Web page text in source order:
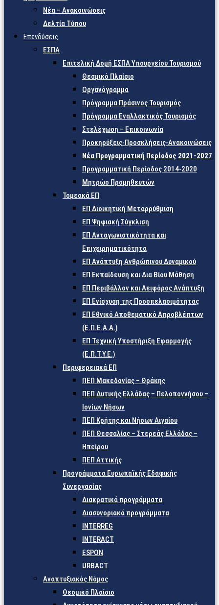
Νέα – Ανακοινώσεις
Δελτία Τύπου
Επενδύσεις
ΕΣΠΑ
Επιτελική Δομή ΕΣΠΑ Υπουργείου Τουρισμού
Θεσμικό Πλαίσιο
Οργανόγραμμα
Πρόγραμμα Πράσινος Τουρισμός
Πρόγραμμα Εναλλακτικός Τουρισμός
Στελέχωση – Επικοινωνία
Προκηρύξεις-Προσκλήσεις-Ανακοινώσεις
Νέα Προγραμματική Περίοδος 2021-2027
Προγραμματική Περίοδος 2014-2020
Μητρώο Προμηθευτών
Τομεακά ΕΠ
ΕΠ Διοικητική Μεταρρύθμιση
ΕΠ Ψηφιακή Σύγκλιση
ΕΠ Ανταγωνιστικότητα και
Επιχειρηματικότητα
ΕΠ Ανάπτυξη Ανθρώπινου Δυναμικού
ΕΠ Εκπαίδευση και Δια Βίου Μάθηση
ΕΠ Περιβάλλον και Αειφόρος Ανάπτυξη
ΕΠ Ενίσχυση της Προσπελασιμότητας
ΕΠ Εθνικό Αποθεματικό Απροβλέπτων
(Ε.Π.Ε.Α.Α.)
ΕΠ Τεχνική Υποστήριξη Εφαρμογής
(Ε.Π.Τ.Υ.Ε.)
Περιφερειακά ΕΠ
ΠΕΠ Μακεδονίας – Θράκης
ΠΕΠ Δυτικής Ελλάδας – Πελοποννήσου –
Ιονίων Νήσων
ΠΕΠ Κρήτης και Νήσων Αιγαίου
ΠΕΠ Θεσσαλίας – Στερεάς Ελλάδας –
Ηπείρου
ΠΕΠ Αττικής
Προγράμματα Ευρωπαϊκής Εδαφικής
Συνεργασίας
Διακρατικά προγράμματα
Διασυνοριακά προγράμματα
INTERREG
INTERACT
ESPON
URBACT
Αναπτυξιακός Νόμος
Θεσμικό Πλαίσιο